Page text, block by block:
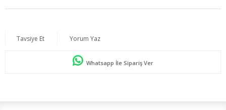
Tavsiye Et Yorum Yaz
Whatsapp İle Sipariş Ver